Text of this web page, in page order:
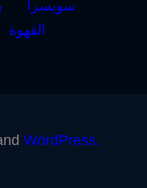
سويسرا
القهوة
WordPress.